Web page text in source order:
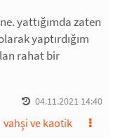
yattığımda zaten
yaptırdığım
rahat bir
04.11.2021 14:40
vahşi ve kaotik